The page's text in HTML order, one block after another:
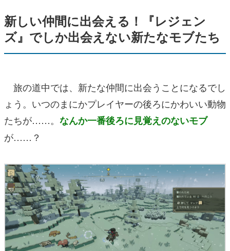
新しい仲間に出会える！『レジェン
ズ』でしか出会えない新たなモブたち
旅の道中では、新たな仲間に出会うことになるでし
ょう。いつのまにかプレイヤーの後ろにかわいい動物
たちが……。 なんか一番後ろに見覚えのないモブ
が……？